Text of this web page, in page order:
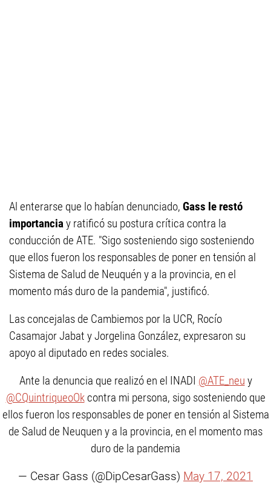
Al enterarse que lo habían denunciado, Gass le restó
importanciay ratificó su postura crítica contra la
conducción de ATE. "Sigo sosteniendo sigo sosteniendo
que ellos fueron los responsables de poner en tensión al
Sistema de Salud de Neuquén y a la provincia, en el
momento más duro de la pandemia", justificó.
Las concejalas de Cambiemos por la UCR, Rocío
Casamajor Jabat y Jorgelina González, expresaron su
apoyo al diputado en redes sociales.
Ante la denuncia que realizó en el INADI @ATE_neu y
@CQuintriqueoOkcontra mi persona, sigo sosteniendo que
ellos fueron los responsables de poner en tensión al Sistema
de Salud de Neuquen y a la provincia, en el momento mas
duro de la pandemia
— Cesar Gass (@DipCesarGass) May 17, 2021